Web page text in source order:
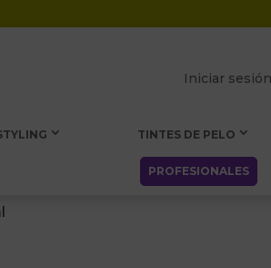
Iniciar sesión
TINTES DE PELO
PROFESIONALES